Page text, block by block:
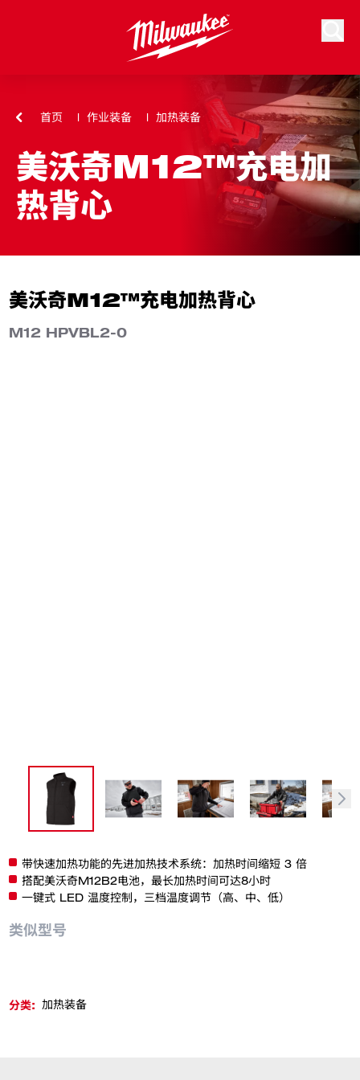
首页 作业装备 加热装备
美沃奇M12™充电加
热背心
美沃奇M12™充电加热背心
M12 HPVBL2-0
带快速加热功能的先进加热技术系统：​加热时间缩短 3 倍​
搭配美沃奇M12B2电池，最长加热时间可达8小时​
一键式 LED 温度控制，三档温度调节（高、中、低）​
类似型号
分类: 加热装备